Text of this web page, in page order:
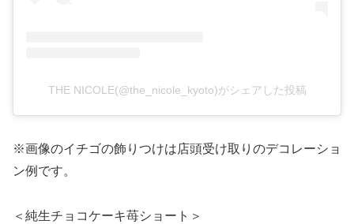
THE NICOLE(@the_nicole_kyoto)がシェアした投稿
※画像のイチゴの飾りつけは店頭受け取りのデコレーショ
ン例です。
＜純生チョコケーキ苺ショート＞